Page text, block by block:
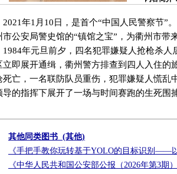
2021年1月10日，是首个“中国人民警察节”
市公安局警史馆的“镇馆之宝”，为衢州市
1984年元旦前夕，四名犯罪嫌疑人抢枪杀
立即展开通缉，衢州警方排查到四人入住
死亡，一名联防队员重伤，犯罪嫌疑人慌
导的指挥下展开了一场与时间赛跑的生死围
其他同类图书 (其他)
《手把手教你玩转基于YOLO的目标识别——
《中华人民共和国公安部公报（2026年第3期